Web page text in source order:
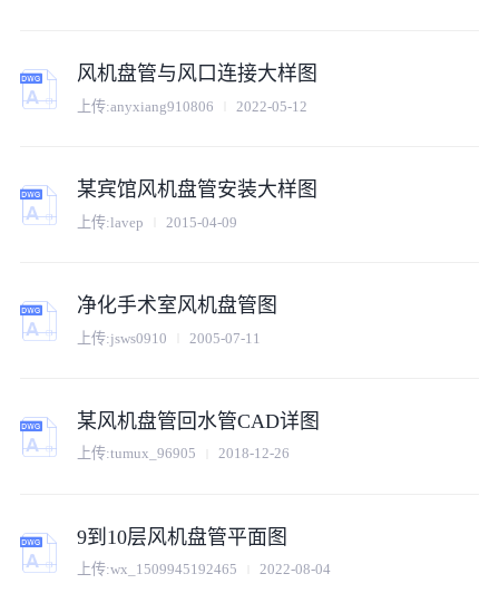
风机盘管与风口连接大样图
上传:anyxiang910806 2022-05-12
某宾馆风机盘管安装大样图
上传:lavep 2015-04-09
净化手术室风机盘管图
上传:jsws0910 2005-07-11
某风机盘管回水管CAD详图
上传:tumux_96905 2018-12-26
9到10层风机盘管平面图
上传:wx_1509945192465 2022-08-04